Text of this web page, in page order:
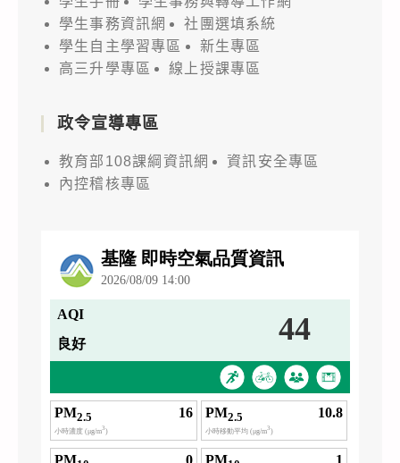
學生事務資訊網
社團選填系統
學生自主學習專區
新生專區
高三升學專區
線上授課專區
政令宣導專區
教育部108課綱資訊網
資訊安全專區
內控稽核專區